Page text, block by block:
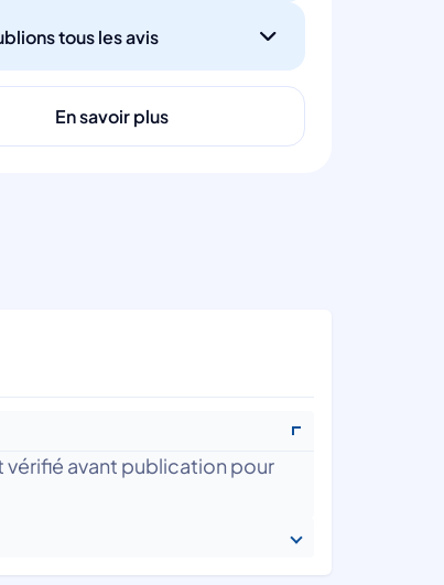
tous les avis
En savoir plus
vérifié avant publication pour